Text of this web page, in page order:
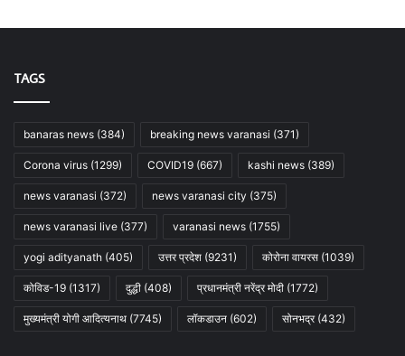
TAGS
banaras news (384) breaking news varanasi (371)
Corona virus (1299) COVID19 (667) kashi news (389)
news varanasi (372) news varanasi city (375)
news varanasi live (377) varanasi news (1755)
yogi adityanath (405) उत्तर प्रदेश (9231) कोरोना वायरस (1039)
कोविड-19 (1317) दुद्धी (408) प्रधानमंत्री नरेंद्र मोदी (1772)
मुख्यमंत्री योगी आदित्यनाथ (7745) लॉकडाउन (602) सोनभद्र(432)